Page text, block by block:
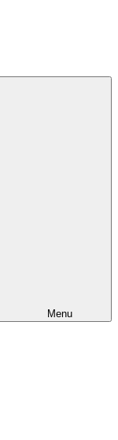
Menu